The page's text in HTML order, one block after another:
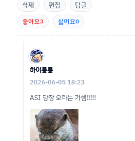
삭제 편집
답글
좋아요3 싫어요0
하이룽룽
2026-06-05 18:23
ASI 당장 오라는 거셈!!!!!